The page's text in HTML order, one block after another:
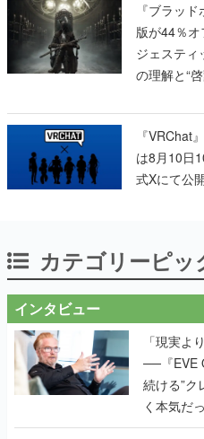
『ブラッ
版が44％
ジェスティ
の理解と“
『VRChat
は8月10日
式Xにて公
カテゴリーピッ
インタビュー
「現実よ
──『EVE
続ける”ク
く本気だ